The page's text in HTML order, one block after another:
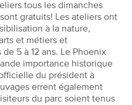
tous les dimanches
gratuits! Les ateliers ont
à la nature,
et métiers et
5 à 12 ans. Le Phoenix
importance historique
du président à
errent également
du parc soient tenus